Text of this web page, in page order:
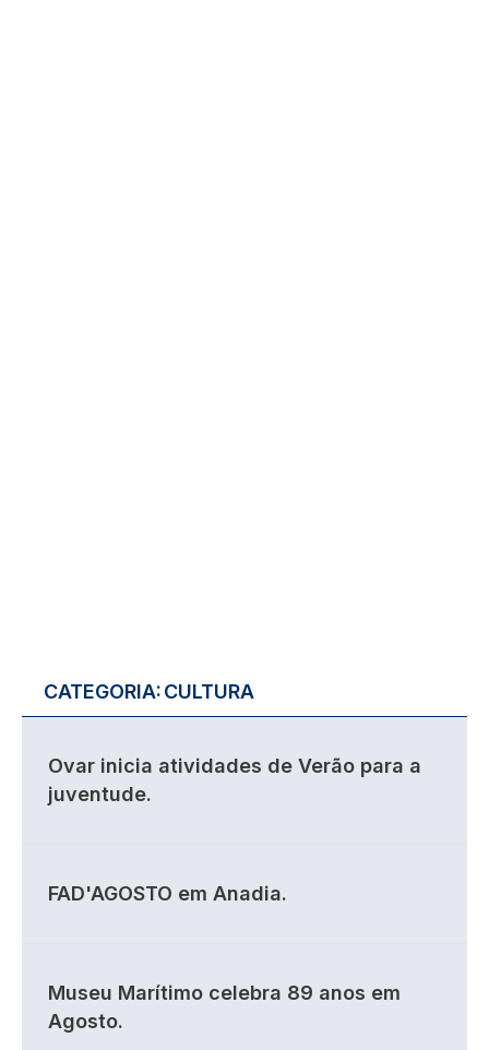
CATEGORIA:CULTURA
Ovar inicia atividades de Verão para a
juventude.
FAD'AGOSTO em Anadia.
Museu Marítimo celebra 89 anos em
Agosto.